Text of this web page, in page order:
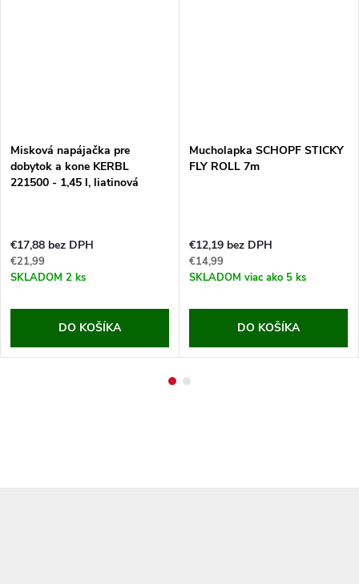
Misková napájačka pre
dobytok a kone KERBL
221500 - 1,45 l, liatinová
€17,88 bez DPH
€21,99
SKLADOM 2 ks
DO KOŠÍKA
Mucholapka SCHOPF STICKY
FLY ROLL 7m
€12,19 bez DPH
€14,99
SKLADOM viac ako 5 ks
DO KOŠÍKA